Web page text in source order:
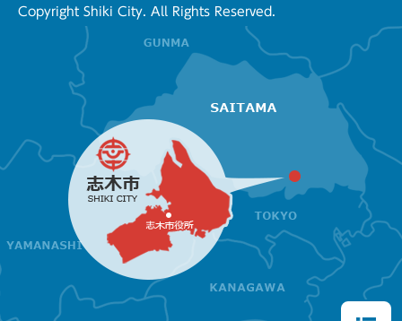
Copyright Shiki City. All Rights Reserved.